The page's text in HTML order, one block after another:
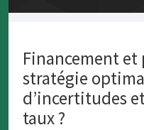
Financement
stratégie
d’incertitudes
taux ?